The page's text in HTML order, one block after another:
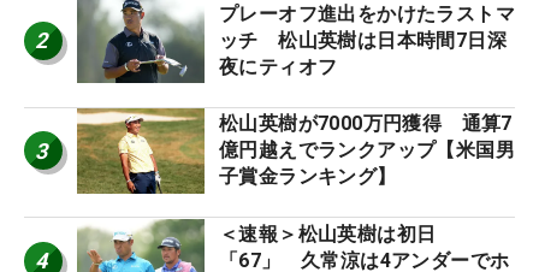
2
プレーオフ進出をかけたラストマ
ッチ 松山英樹は日本時間7日深
夜にティオフ
3
松山英樹が7000万円獲得 通算7
億円越えでランクアップ【米国男
子賞金ランキング】
4
＜速報＞松山英樹は初日
「67」 久常涼は4アンダーでホ